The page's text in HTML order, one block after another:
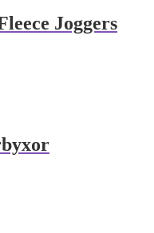
Joggers